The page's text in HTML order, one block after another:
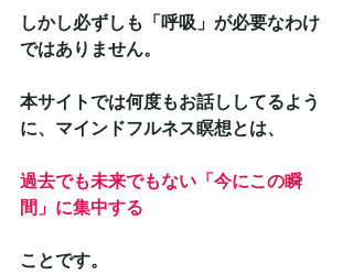
しかし必ずしも「呼吸」が必要なわけ
ではありません。
本サイトでは何度もお話ししてるよう
に、マインドフルネス瞑想とは、
過去でも未来でもない「今にこの瞬
間」に集中する
ことです。